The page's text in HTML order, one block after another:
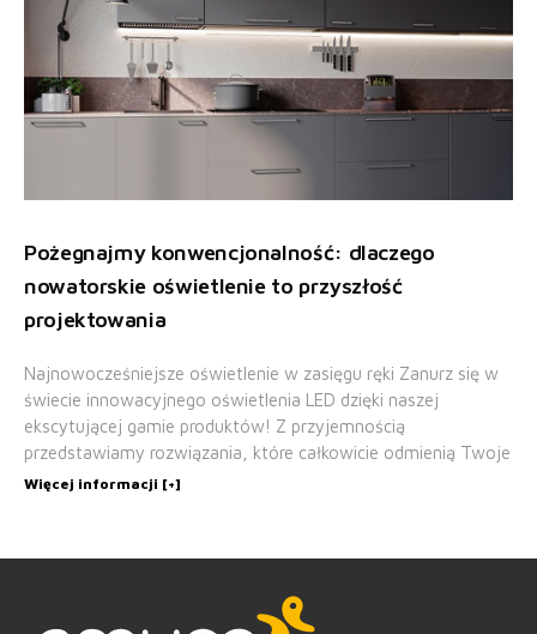
Pożegnajmy konwencjonalność: dlaczego
nowatorskie oświetlenie to przyszłość
projektowania
Najnowocześniejsze oświetlenie w zasięgu ręki Zanurz się w
świecie innowacyjnego oświetlenia LED dzięki naszej
ekscytującej gamie produktów! Z przyjemnością
przedstawiamy rozwiązania, które całkowicie odmienią Twoje
Więcej informacji [+]